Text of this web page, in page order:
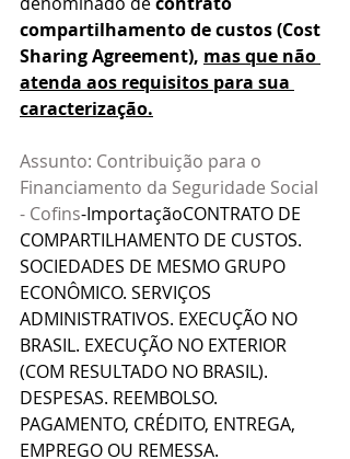
compartilhamento de custos (Cost
Sharing Agreement), mas que não
atenda aos requisitos para sua
caracterização.
Assunto: Contribuição para o
Financiamento da Seguridade Social
- Cofins-ImportaçãoCONTRATO DE
COMPARTILHAMENTO DE CUSTOS.
SOCIEDADES DE MESMO GRUPO
ECONÔMICO. SERVIÇOS
ADMINISTRATIVOS. EXECUÇÃO NO
BRASIL. EXECUÇÃO NO EXTERIOR
(COM RESULTADO NO BRASIL).
DESPESAS. REEMBOLSO.
PAGAMENTO, CRÉDITO, ENTREGA,
EMPREGO OU REMESSA.